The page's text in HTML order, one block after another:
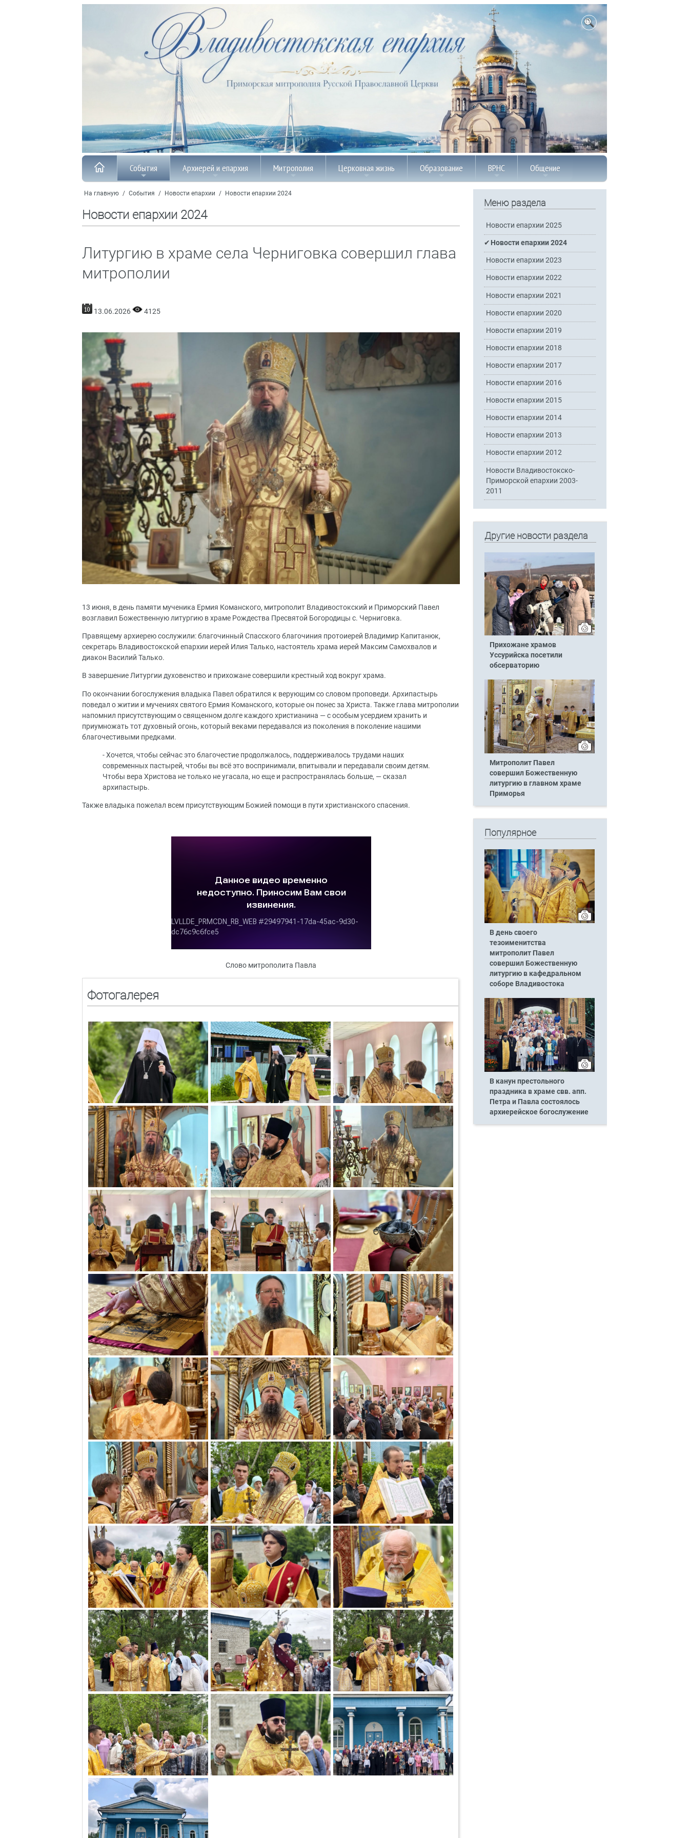
События Архиерей и епархия Митрополия Церковная жизнь Образование ВРНС Общение
На главную / События / Новости епархии / Новости епархии 2024
Новости епархии 2024
Литургию в храме села Черниговка совершил глава
митрополии
13.06.2026 4125
13 июня, в день памяти мученика Ермия Команского, митрополит Владивостокский и Приморский Павел
возглавил Божественную литургию в храме Рождества Пресвятой Богородицы с. Черниговка.
Правящему архиерею сослужили: благочинный Спасского благочиния протоиерей Владимир Капитанюк,
секретарь Владивостокской епархии иерей Илия Талько, настоятель храма иерей Максим Самохвалов и
диакон Василий Талько.
В завершение Литургии духовенство и прихожане совершили крестный ход вокруг храма.
По окончании богослужения владыка Павел обратился к верующим со словом проповеди. Архипастырь
поведал о житии и мучениях святого Ермия Команского, которые он понес за Христа. Также глава митрополии
напомнил присутствующим о священном долге каждого христианина — с особым усердием хранить и
приумножать тот духовный огонь, который веками передавался из поколения в поколение нашими
благочестивыми предками.
- Хочется, чтобы сейчас это благочестие продолжалось, поддерживалось трудами наших
современных пастырей, чтобы вы всё это воспринимали, впитывали и передавали своим детям.
Чтобы вера Христова не только не угасала, но еще и распространялась больше, — сказал
архипастырь.
Также владыка пожелал всем присутствующим Божией помощи в пути христианского спасения.
Слово митрополита Павла
Фотогалерея
Меню раздела
Новости епархии 2025
Новости епархии 2024
Новости епархии 2023
Новости епархии 2022
Новости епархии 2021
Новости епархии 2020
Новости епархии 2019
Новости епархии 2018
Новости епархии 2017
Новости епархии 2016
Новости епархии 2015
Новости епархии 2014
Новости епархии 2013
Новости епархии 2012
Новости Владивостокско-
Приморской епархии 2003-
2011
Другие новости раздела
Прихожане храмов
Уссурийска посетили
обсерваторию
Митрополит Павел
совершил Божественную
литургию в главном храме
Приморья
Популярное
В день своего
тезоименитства
митрополит Павел
совершил Божественную
литургию в кафедральном
соборе Владивостока
В канун престольного
праздника в храме свв. апп.
Петра и Павла состоялось
архиерейское богослужение